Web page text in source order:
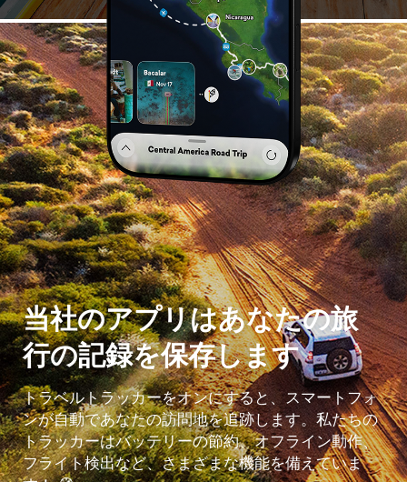
当社のアプリはあなたの旅
行の記録を保存します
トラベルトラッカーをオンにすると、スマートフォ
ンが自動であなたの訪問地を追跡します。私たちの
トラッカーはバッテリーの節約、オフライン動作、
フライト検出など、さまざまな機能を備えていま